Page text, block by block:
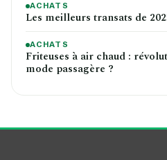
ACHATS
Les meilleurs transats de
ACHATS
Friteuses à air chaud :
mode passagère ?